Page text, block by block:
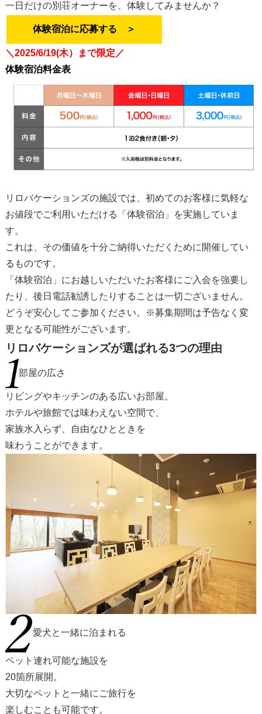
一日だけの別荘オーナーを、体験してみませんか？
体験宿泊に応募する ＞
＼2025/6/19(木）まで限定／
体験宿泊料金表
リロバケーションズの施設では、初めてのお客様に気軽な
お値段でご利用いただける「体験宿泊」を実施していま
す。
これは、その価値を十分ご納得いただくために開催してい
るものです。
「体験宿泊」にお越しいただいたお客様にご入会を強要し
たり、後日電話勧誘したりすることは一切ございません。
どうぞ安心してご参加ください。
※募集期間は予告なく変
更となる可能性がございます。
リロバケーションズが選ばれる3つの理由
部屋の広さ
リビングやキッチンのある 広いお部屋。
ホテルや旅館では味わえない空間で、
家族水入らず、
自由なひとときを
味わうことができます。
愛犬と一緒に泊まれる
ペット連れ可能な施設を
20箇所展開。
大切なペットと一緒にご旅行を
楽しむことも可能です。